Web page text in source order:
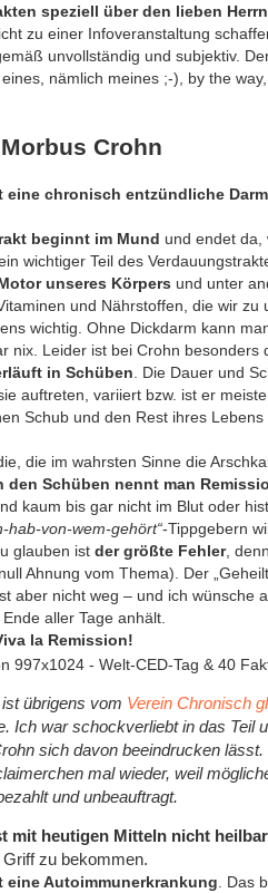
speziell über den lieben
zu einer Infoveranstaltung
unvollständig und subjektiv.
nämlich meines ;-), by the
Crohn
eine chronisch entzündliche
beginnt im Mund und endet da,
wichtiger Teil des
unseres Körpers und unter
und Nährstoffen, die wir
wichtig. Ohne Dickdarm kann
nix. Leider ist bei Crohn
in Schüben. Die Dauer und
auftreten, variiert bzw. ist er
Schub und den Rest ihres
die im wahrsten Sinne die
den Schüben nennt man
kaum bis gar nicht im Blut oder
hab-von-wem-gehört“-Tippgebern
glauben ist der größte Fehler,
Ahnung vom Thema). Der
aber nicht weg – und ich wünsche
aller Tage anhält.
la Remission!
übrigens vom Verein Chronisch
Ich war schockverliebt in das Teil
sich davon beeindrucken lässt.
mal wieder, weil
und unbeauftragt.
mit heutigen Mitteln nicht heilbar
zu bekommen.
eine Autoimmunerkrankung . Das